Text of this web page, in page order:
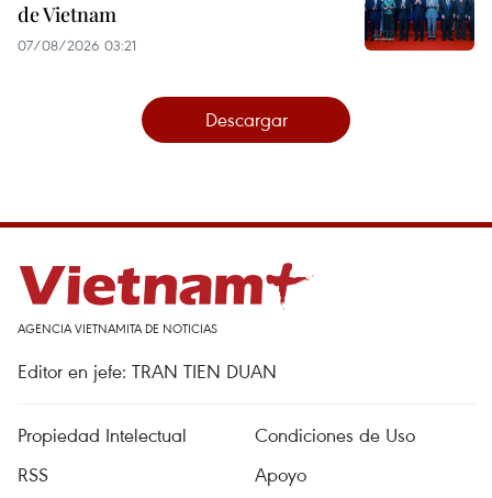
de Vietnam
07/08/2026 03:21
Descargar
AGENCIA VIETNAMITA DE NOTICIAS
Editor en jefe: TRAN TIEN DUAN
Propiedad Intelectual
Condiciones de Uso
RSS
Apoyo